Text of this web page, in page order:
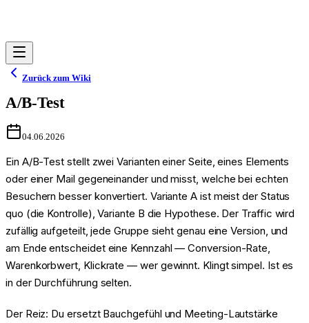
Zurück zum Wiki
A/B-Test
04.06.2026
Ein A/B-Test stellt zwei Varianten einer Seite, eines Elements
oder einer Mail gegeneinander und misst, welche bei echten
Besuchern besser konvertiert. Variante A ist meist der Status
quo (die Kontrolle), Variante B die Hypothese. Der Traffic wird
zufällig aufgeteilt, jede Gruppe sieht genau eine Version, und
am Ende entscheidet eine Kennzahl — Conversion-Rate,
Warenkorbwert, Klickrate — wer gewinnt. Klingt simpel. Ist es
in der Durchführung selten.
Der Reiz: Du ersetzt Bauchgefühl und Meeting-Lautstärke